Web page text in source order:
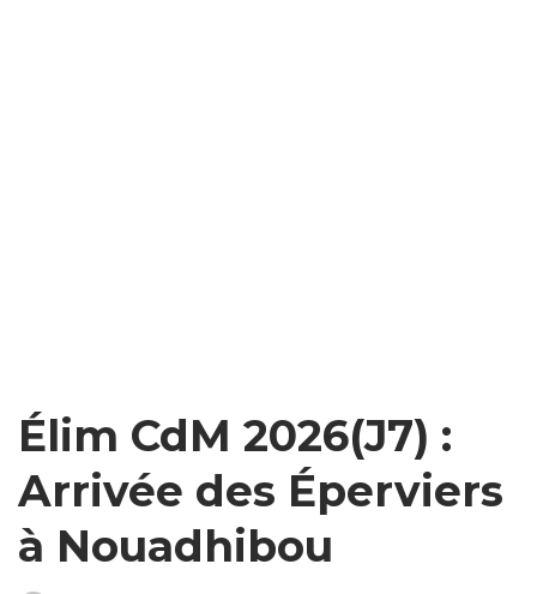
Élim CdM 2026(J7) :
Arrivée des Éperviers
à Nouadhibou